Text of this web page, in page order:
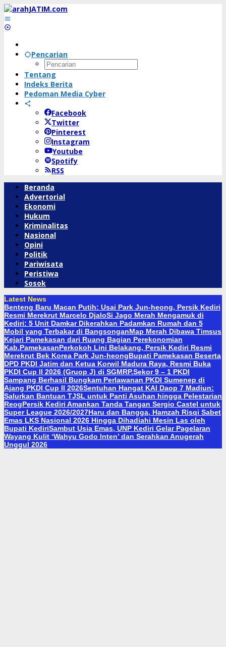
Lewati
ke
konten
Pencarian
Tentang
Indeks Berita
Pedoman Media Cyber
Facebook
Twitter
Pinterest
Instagram
Youtube
Spotify
RSS
Beranda
Advertorial
Ekonomi
Hukum
Kriminalitas
Nasional
Opini
Politik
Pariwisata
Peristiwa
Sosok
Latest News
Benteng Baru Macan Putih: Usai Park Jun-heong, Persik Kediri
Resmi Merekrut Marcelo DjaloSi Jago Merah Mengamuk di
Kediri: 5 Unit Damkar Dikerahkan Padamkan Rumah dan 5
Mobil yang Terbakar di BangsonganMap Merah Dibawa Timsus
Kejari Pamekasan dari Ruang Bagian Perekonomian
Kab.PamekasanPerkokoh Lini Belakang, Persik Kediri Resmi
Merekrut Bek Korea Park Jun-heongBupati Pamekasan Beserta
DPD PKDI Jatim dan Ketua Korwil Madura Raya, Resmi Buka
PKDI Cup II 2026 (Gruop J) di SGMRP.Sekor 9 – 1 PKDI
Sampang Berhasil Bungkam Perlawanan PKDI Sumenep di
Ajang PKDI Cup II 2026Sentuhan Hangat KAI Daop 7 Madiun:
Salurkan Bantuan TJSL untuk Panti Asuhan hingga Pelestarian
ReogPersik Kediri Amankan Tanda Tangan Sergio Castel untuk
Super League 2026/2027Haru dan Bangga, Hamzah Risqi Sabet
Emas LKS Nasional 2026 Hingga Dihadiahi Mesin Las oleh
Bupati KediriSambut Usia Emas, UNP Kediri Gelar Pagelaran
Wayang Kulit ‘Wahyu Godo Inten’ dan Serahkan Anugerah
Unggul 2026